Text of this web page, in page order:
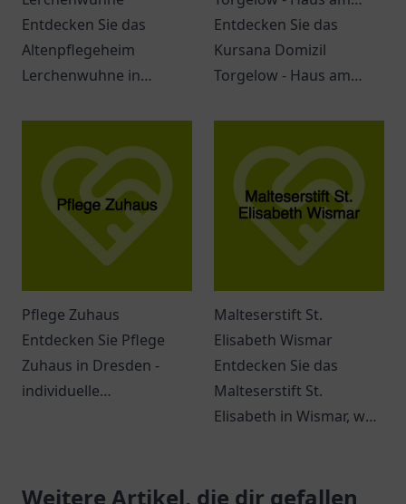
Entdecken Sie das
Altenpflegeheim
Lerchenwuhne in
Geborgenheit und
Vielfalt für Senioren.
Tanger
Entdecken Sie das
Kursana Domizil
Torgelow - Haus am
Atmosphäre, vielfältige
Dienstleistungen und
ein engagiertes Team
erwarten Sie.
Pflege Zuhaus
Entdecken Sie Pflege
Zuhaus in Dresden -
individuelle
Dienstleistungen.
Malteserstift St.
Elisabeth Wismar
Entdecken Sie das
Malteserstift St.
Elisabeth in Wismar, wo
stehen – ein Ort für
Weitere Artikel, die dir gefallen